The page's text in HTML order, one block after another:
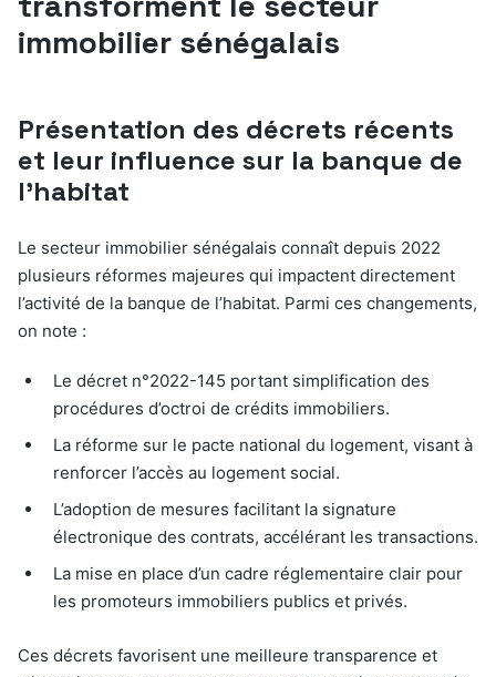
immobilier sénégalais
Présentation des décrets récents
et leur influence sur la banque de
l’habitat
Le secteur immobilier sénégalais connaît depuis 2022
plusieurs réformes majeures qui impactent directement
l’activité de la banque de l’habitat. Parmi ces changements,
on note :
Le décret n°2022-145 portant simplification des
procédures d’octroi de crédits immobiliers.
La réforme sur le pacte national du logement, visant à
renforcer l’accès au logement social.
L’adoption de mesures facilitant la signature
électronique des contrats, accélérant les transactions.
La mise en place d’un cadre réglementaire clair pour
les promoteurs immobiliers publics et privés.
Ces décrets favorisent une meilleure transparence et